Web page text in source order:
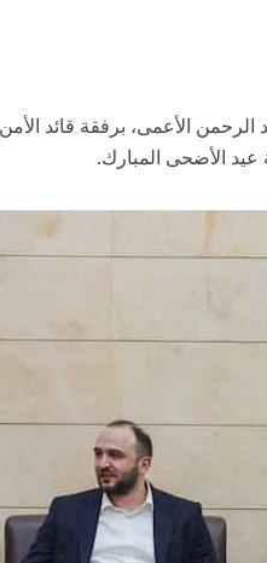
الأعمى، برفقة قائد
الأضحى المبارك.